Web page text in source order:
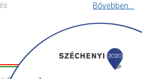
Bővebben...